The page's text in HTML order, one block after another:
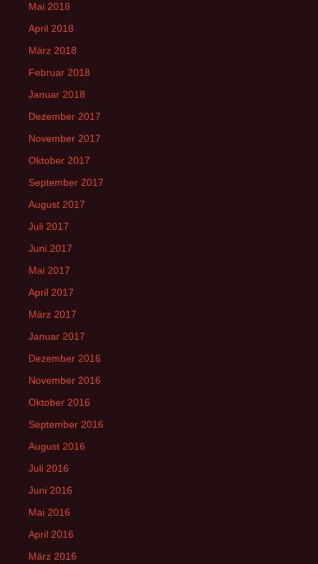
Mai 2018
April 2018
März 2018
Februar 2018
Januar 2018
Dezember 2017
November 2017
Oktober 2017
September 2017
August 2017
Juli 2017
Juni 2017
Mai 2017
April 2017
März 2017
Januar 2017
Dezember 2016
November 2016
Oktober 2016
September 2016
August 2016
Juli 2016
Juni 2016
Mai 2016
April 2016
März 2016